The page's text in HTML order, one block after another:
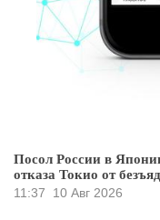
Посол России в
отказа Токио от
11:37
10 Авг 2026